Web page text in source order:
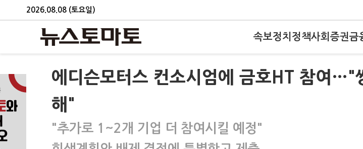
2026.08.08 (토요일)
속보정치 정책사회 증권금
에디슨모터스 컨소시엄에 금호HT 참여…"
해"
"추가로 1~2개 기업 더 참여시킬 예정"